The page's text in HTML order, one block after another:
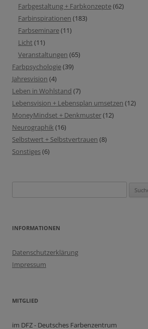
Farbgestaltung + Farbkonzepte(62)
Farbinspirationen (183)
Farbseminare(11)
Licht (11)
Veranstaltungen (65)
Farbpsychologie(39)
Jahresvision (4)
Leben in Wohlstand (7)
Lebensvision + Lebensplan umsetzen (12)
MoneyMindset + Denkmuster(12)
Neurographik(16)
Selbstwert + Selbstvertrauen (8)
Sonstiges(6)
nach:
INFORMATIONEN
Datenschutzerklärung
Impressum
MITGLIED
im DFZ - Deutsches Farbenzentrum